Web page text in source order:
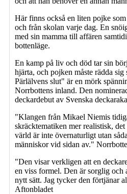
Här finns också en liten pojke
och från skolan varje dag. En
med sin mamma till affären
bottenläge.
En kamp på liv och död tar sin
hjärta, och pojken måste rädda
Pärlälvens slut" är en mörk
Norrbottens inland. Den
deckardebut av Svenska
"Klangen från Mikael Niemis
skräcktematiken mer realistisk,
värld är inte övernaturligt utan
människor vid sidan av."
"Den visar verkligen att en
en viss formel. Den är sorglig och
nytt sätt. Jag tycker den förtjänar
Aftonbladet